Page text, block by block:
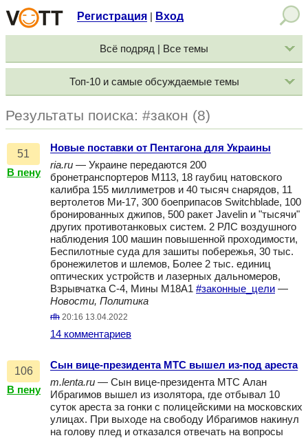
Регистрация Вход
Всё подряд | Все темы
Топ-10 и самые обсуждаемые темы
Результаты поиска: #закон (8)
51
В пену
Новые поставки от Пентагона для Украины
ria.ru — Украине передаются 200
бронетранспортеров M113, 18 гаубиц натовского
калибра 155 миллиметров и 40 тысяч снарядов, 11
вертолетов Ми-17, 300 боеприпасов Switchblade, 100
бронированных джипов, 500 ракет Javelin и "тысячи"
других противотанковых систем. 2 РЛС воздушного
наблюдения 100 машин повышенной проходимости,
Беспилотные суда для зашиты побережья, 30 тыс.
бронежилетов и шлемов, Более 2 тыс. единиц
оптических устройств и лазерных дальномеров,
Взрывчатка C-4, Мины M18A1 #законные_цели —
Новости, Политика
rfh 20:16 13.04.2022
14 комментариев
106
В пену
Сын вице-президента МТС вышел из-под ареста
m.lenta.ru — Сын вице-президента МТС Алан
Ибрагимов вышел из изолятора, где отбывал 10
суток ареста за гонки с полицейскими на московских
улицах. При выходе на свободу Ибрагимов накинул
на голову плед и отказался отвечать на вопросы